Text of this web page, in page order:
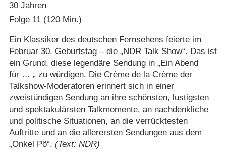
30 Jahren
Folge 11 (120 Min.)
Ein Klassiker des deutschen Fernsehens feierte im
Februar 30. Geburtstag – die „NDR Talk Show“. Das ist
ein Grund, diese legendäre Sendung in „Ein Abend
für … „ zu würdigen. Die Crème de la Crème der
Talkshow-Moderatoren erinnert sich in einer
zweistündigen Sendung an ihre schönsten, lustigsten
und spektakulärsten Talkmomente, an nachdenkliche
und politische Situationen, an die verrücktesten
Auftritte und an die allerersten Sendungen aus dem
„Onkel Pö“. (Text: NDR)